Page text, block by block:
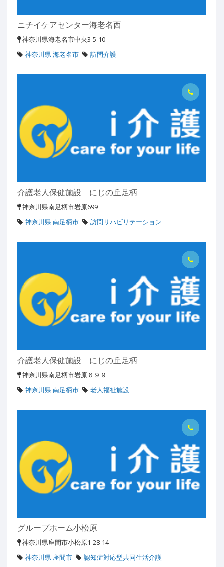
ニチイケアセンター海老名西
神奈川県海老名市中央3-5-10
神奈川県 海老名市
訪問介護
介護老人保健施設 にじの丘足柄
神奈川県南足柄市岩原699
神奈川県 南足柄市
訪問リハビリテーション
介護老人保健施設 にじの丘足柄
神奈川県南足柄市岩原６９９
神奈川県 南足柄市
老人福祉施設
グループホーム小松原
神奈川県座間市小松原1-28-14
神奈川県 座間市
認知症対応型共同生活介護